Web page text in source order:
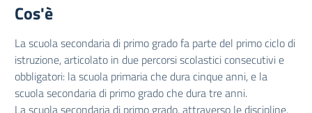
Cos'è
La scuola secondaria di primo grado fa parte del primo ciclo di
istruzione, articolato in due percorsi scolastici consecutivi e
obbligatori: la scuola primaria che dura cinque anni, e la
scuola secondaria di primo grado che dura tre anni.
La scuola secondaria di primo grado, attraverso le discipline,